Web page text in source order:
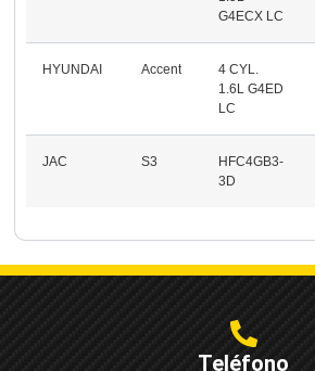
G4ECX LC
HYUNDAI Accent
4 CYL.
1.6L G4ED
LC
JAC S3
HFC4GB3-
3D
Teléfono